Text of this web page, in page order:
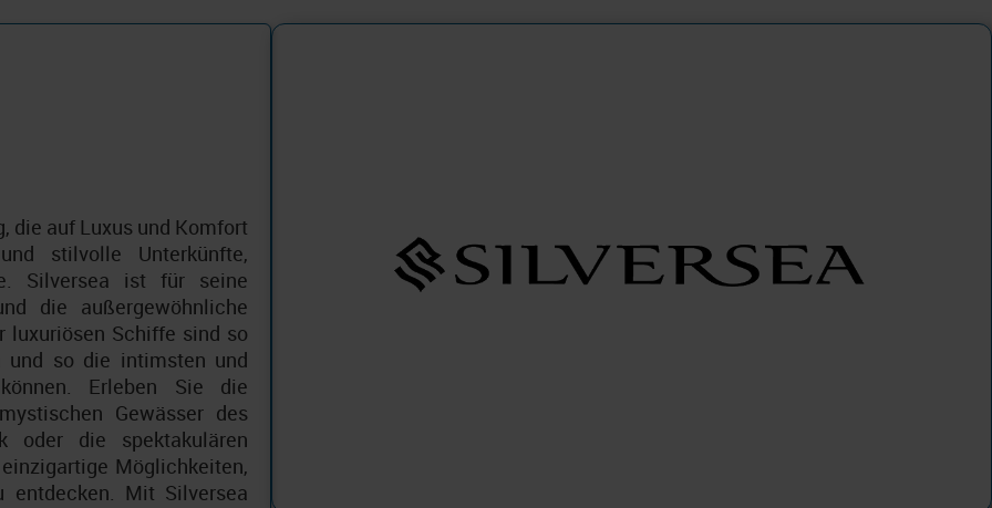
die auf Luxus und Komfort
stilvolle Unterkünfte,
Silversea ist für seine
die außergewöhnliche
luxuriösen Schiffe sind so
und so die intimsten und
Erleben Sie die
Gewässer des
oder die spektakulären
Möglichkeiten,
entdecken. Mit Silversea